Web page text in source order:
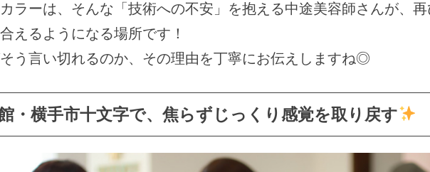
ラーは、そんな「技術への不安」を抱える中途美容師さんが、
えるようになる場所です！
う言い切れるのか、その理由を丁寧にお伝えしますね◎
・横手市十文字で、焦らずじっくり感覚を取り戻す